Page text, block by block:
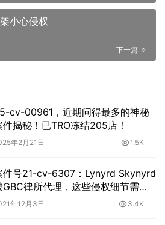
小心侵权
下一篇
cv-00961，近期问得最多的神秘
件揭秘！已TRO冻结205店！
年2月21日 1.5K
件号21-cv-6307：Lynyrd Skynyrd
GBC律所代理，这些侵权细节需注
。年12月3日 3.4K